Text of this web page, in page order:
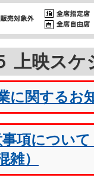
上映スケ
に関するお
項につい
）